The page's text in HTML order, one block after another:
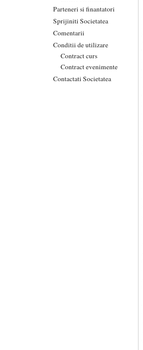
Parteneri si finantatori
Sprijiniti Societatea
Comentarii
Conditii de utilizare
Contract curs
Contract evenimente
Contactati Societatea